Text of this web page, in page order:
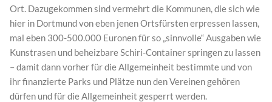
Ort. Dazugekommen sind vermehrt die Kommunen, die sich wie
hier in Dortmund von eben jenen Ortsfürsten erpressen lassen,
mal eben 300-500.000 Euronen für so „sinnvolle“ Ausgaben wie
Kunstrasen und beheizbare Schiri-Container springen zu lassen
– damit dann vorher für die Allgemeinheit bestimmte und von
ihr finanzierte Parks und Plätze nun den Vereinen gehören
dürfen und für die Allgemeinheit gesperrt werden.